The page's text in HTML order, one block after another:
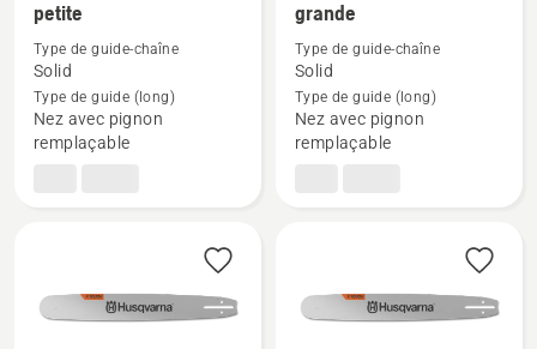
plus
de
détails
sur
Guide-
Chaîne
RSN
fixation
petite
Type de guide-chaîne
Solid
Type de guide (long)
Nez avec pignon
remplaçable
plus
de
détails
sur
Guide-
Chaîne
RSN
fixation
grande
Type de guide-chaîne
Solid
Type de guide (long)
Nez avec pignon
remplaçable